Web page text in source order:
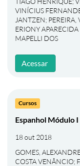
VINÍCIUS
JANTZEN; PEREIRA,
ERIONY
MAPELLI DOS
Acessar
Cursos
Espanhol Módulo I
18 out 2018
GOMES,
COSTA VENÂNCIO;